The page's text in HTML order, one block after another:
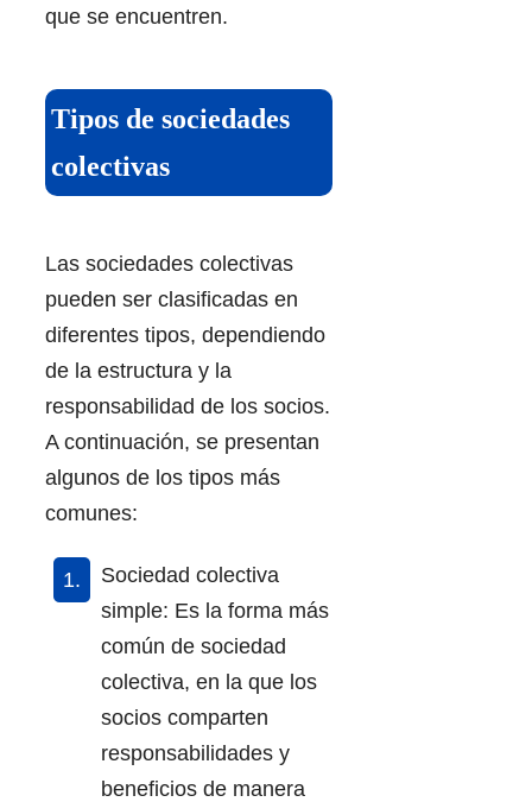
que se encuentren.
Tipos de sociedades
colectivas
Las sociedades colectivas
pueden ser clasificadas en
diferentes tipos, dependiendo
de la estructura y la
responsabilidad de los socios.
A continuación, se presentan
algunos de los tipos más
comunes:
Sociedad colectiva
simple: Es la forma más
común de sociedad
colectiva, en la que los
socios comparten
responsabilidades y
beneficios de manera